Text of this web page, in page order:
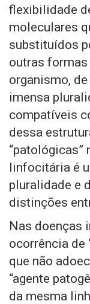
flexibilidade
moleculares
substituídos
outras
organismo,
imensa
compatíveis
dessa
“patológicas”
linfocitária é
pluralidade e
distinções
Nas doenças
ocorrência de
que não
“agente
da mesma